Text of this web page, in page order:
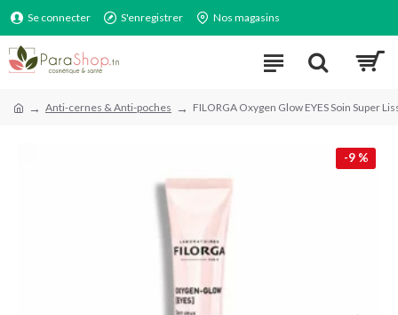
Se connecter S'enregistrer Nos magasins
Anti-cernes & Anti-poches FILORGA Oxygen Glow EYES Soin Super
-9 %